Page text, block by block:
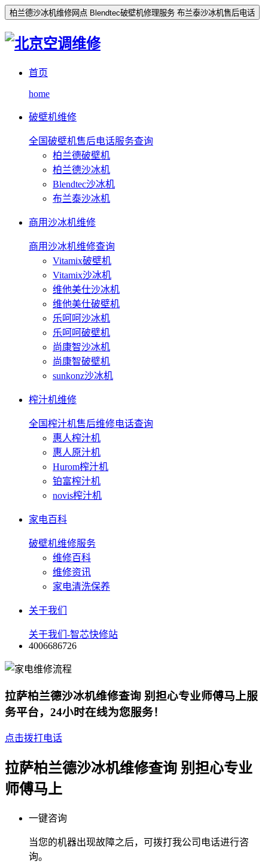
柏兰德沙冰机维修网点 Blendtec破壁机修理服务 布兰泰沙冰机售后电话
首页
home
破壁机维修
全国破壁机售后电话服务查询
柏兰德破壁机
柏兰德沙冰机
Blendtec沙冰机
布兰泰沙冰机
商用沙冰机维修
商用沙冰机维修查询
Vitamix破壁机
Vitamix沙冰机
维他美仕沙冰机
维他美仕破壁机
乐呵呵沙冰机
乐呵呵破壁机
尚康智沙冰机
尚康智破壁机
sunkonz沙冰机
榨汁机维修
全国榨汁机售后维修电话查询
惠人榨汁机
惠人原汁机
Hurom榨汁机
铂富榨汁机
novis榨汁机
家电百科
破壁机维修服务
维修百科
维修资讯
家电清洗保养
关于我们
关于我们-智芯快修站
4006686726
拉萨柏兰德沙冰机维修查询 别担心专业师傅马上服
务平台，24小时在线为您服务！
点击拨打电话
拉萨柏兰德沙冰机维修查询 别担心专业
师傅马上
一键咨询
当您的机器出现故障之后，可拨打我公司电话进行咨
询。